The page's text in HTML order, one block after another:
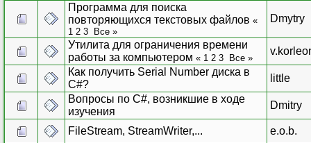
Программа для поиска
повторяющихся текстовых файлов «
1 2 3 Все »
Dmytry
Утилита для ограничения времени
работы за компьютером « 1 2 3 Все »
Как получить Serial Number диска в
C#?
little
Вопросы по С#, возникшие в ходе
изучения
Dmitry
FileStream, StreamWriter,...
e.o.b.